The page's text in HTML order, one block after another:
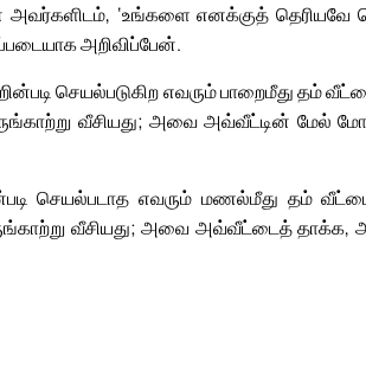
‘உங்களை எனக்குத் தெரியவே
அறிவிப்பேன்.
செயல்படுகிற எவரும் பாறைமீது தம்
வீசியது; அவை அவ்வீட்டின் மேல்
செயல்படாத எவரும் மணல்மீது தம்
வீசியது; அவை அவ்வீட்டைத் தாக்க,